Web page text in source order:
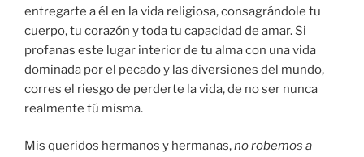
entregarte a él en la vida religiosa, consagrándole tu
cuerpo, tu corazón y toda tu capacidad de amar. Si
profanas este lugar interior de tu alma con una vida
dominada por el pecado y las diversiones del mundo,
corres el riesgo de perderte la vida, de no ser nunca
realmente tú misma.
Mis queridos hermanos y hermanas,no robemos a